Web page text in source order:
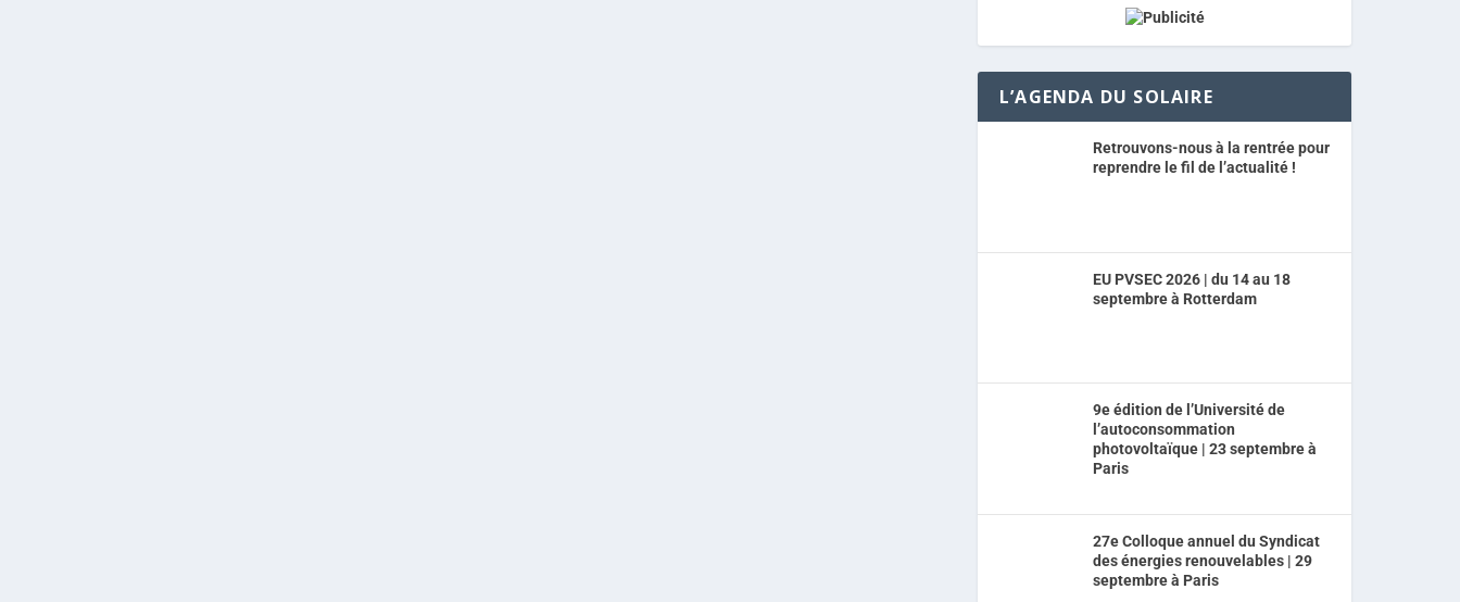
L’AGENDA DU SOLAIRE
Retrouvons-nous à la rentrée pour
reprendre le fil de l’actualité !
EU PVSEC 2026 | du 14 au 18
septembre à Rotterdam
9e édition de l’Université de
l’autoconsommation
photovoltaïque | 23 septembre à
Paris
27e Colloque annuel du Syndicat
des énergies renouvelables | 29
septembre à Paris